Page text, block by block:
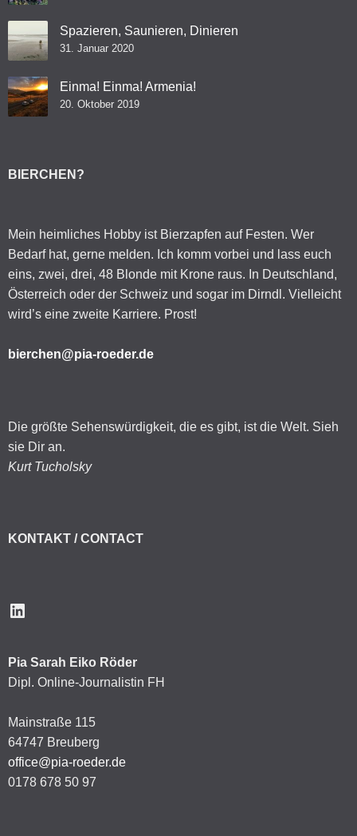
Spazieren, Saunieren, Dinieren
31. Januar 2020
Einma! Einma! Armenia!
20. Oktober 2019
BIERCHEN?
Mein heimliches Hobby ist Bierzapfen auf Festen. Wer
Bedarf hat, gerne melden. Ich komm vorbei und lass euch
eins, zwei, drei, 48 Blonde mit Krone raus. In Deutschland,
Österreich oder der Schweiz und sogar im Dirndl. Vielleicht
wird’s eine zweite Karriere. Prost!
bierchen@pia-roeder.de
Die größte Sehenswürdigkeit, die es gibt, ist die Welt. Sieh
sie Dir an.
Kurt Tucholsky
KONTAKT / CONTACT
LinkedIn
Pia Sarah Eiko Röder
Dipl. Online-Journalistin FH
Mainstraße 115
64747 Breuberg
office@pia-roeder.de
0178 678 50 97